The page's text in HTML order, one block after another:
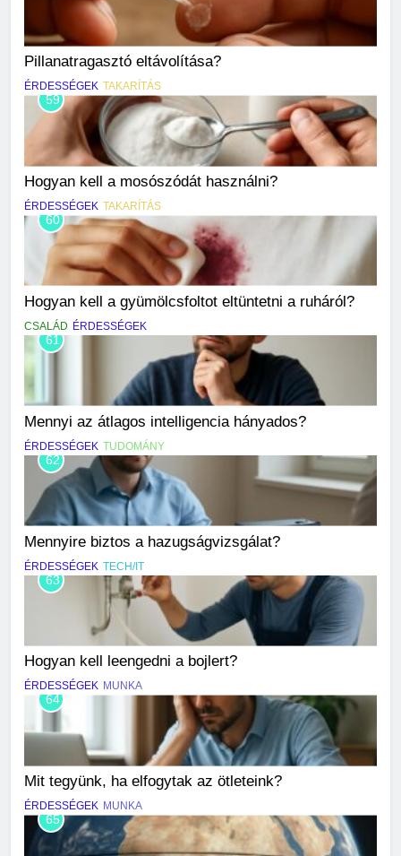
Pillanatragasztó eltávolítása?
ÉRDESSÉGEK TAKARÍTÁS
59
Hogyan kell a mosószódát használni?
ÉRDESSÉGEK TAKARÍTÁS
60
Hogyan kell a gyümölcsfoltot eltüntetni a ruháról?
CSALÁD ÉRDESSÉGEK
61
Mennyi az átlagos intelligencia hányados?
ÉRDESSÉGEK TUDOMÁNY
62
Mennyire biztos a hazugságvizsgálat?
ÉRDESSÉGEK TECH/IT
63
Hogyan kell leengedni a bojlert?
ÉRDESSÉGEK MUNKA
64
Mit tegyünk, ha elfogytak az ötleteink?
ÉRDESSÉGEK MUNKA
65